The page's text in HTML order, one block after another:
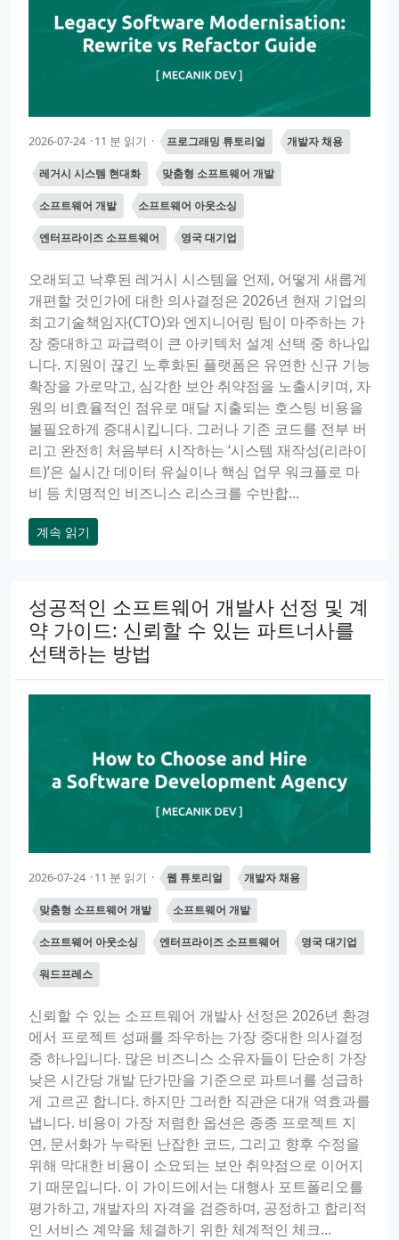
2026-07-24 11 분 읽기 프로그래밍 튜토리얼 개발자 채용
레거시 시스템 현대화 맞춤형 소프트웨어 개발
소프트웨어 개발 소프트웨어 아웃소싱
엔터프라이즈 소프트웨어 영국 대기업
오래되고 낙후된 레거시 시스템을 언제, 어떻게 새롭게
개편할 것인가에 대한 의사결정은 2026년 현재 기업의
최고기술책임자(CTO)와 엔지니어링 팀이 마주하는 가
장 중대하고 파급력이 큰 아키텍처 설계 선택 중 하나입
니다. 지원이 끊긴 노후화된 플랫폼은 유연한 신규 기능
확장을 가로막고, 심각한 보안 취약점을 노출시키며, 자
원의 비효율적인 점유로 매달 지출되는 호스팅 비용을
불필요하게 증대시킵니다. 그러나 기존 코드를 전부 버
리고 완전히 처음부터 시작하는 ‘시스템 재작성(리라이
트)’은 실시간 데이터 유실이나 핵심 업무 워크플로 마
비 등 치명적인 비즈니스 리스크를 수반합...
계속 읽기
성공적인 소프트웨어 개발사 선정 및 계
약 가이드: 신뢰할 수 있는 파트너사를
선택하는 방법
2026-07-24 11 분 읽기 웹 튜토리얼 개발자 채용
맞춤형 소프트웨어 개발 소프트웨어 개발
소프트웨어 아웃소싱 엔터프라이즈 소프트웨어 영국 대기업
워드프레스
신뢰할 수 있는 소프트웨어 개발사 선정은 2026년 환경
에서 프로젝트 성패를 좌우하는 가장 중대한 의사결정
중 하나입니다. 많은 비즈니스 소유자들이 단순히 가장
낮은 시간당 개발 단가만을 기준으로 파트너를 성급하
게 고르곤 합니다. 하지만 그러한 직관은 대개 역효과를
냅니다. 비용이 가장 저렴한 옵션은 종종 프로젝트 지
연, 문서화가 누락된 난잡한 코드, 그리고 향후 수정을
위해 막대한 비용이 소요되는 보안 취약점으로 이어지
기 때문입니다. 이 가이드에서는 대행사 포트폴리오를
평가하고, 개발자의 자격을 검증하며, 공정하고 합리적
인 서비스 계약을 체결하기 위한 체계적인 체크...